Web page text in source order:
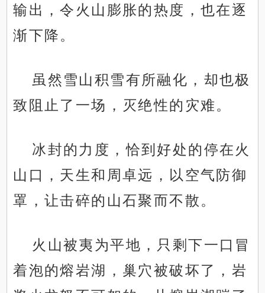
输出，令火山膨胀的热度，也在逐
渐下降。
虽然雪山积雪有所融化，却也极
致阻止了一场，灭绝性的灾难。
冰封的力度，恰到好处的停在火
山口，天生和周卓远，以空气防御
罩，让击碎的山石聚而不散。
火山被夷为平地，只剩下一口冒
着泡的熔岩湖，巢穴被破坏了，岩